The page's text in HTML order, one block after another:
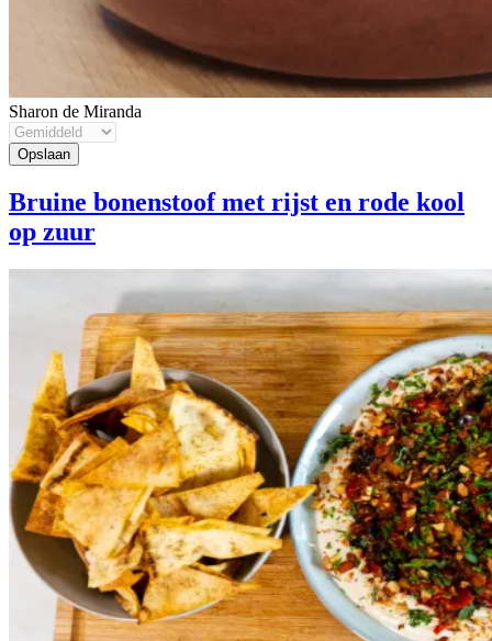
Sharon de Miranda
Bruine bonenstoof met rijst en rode kool
op zuur